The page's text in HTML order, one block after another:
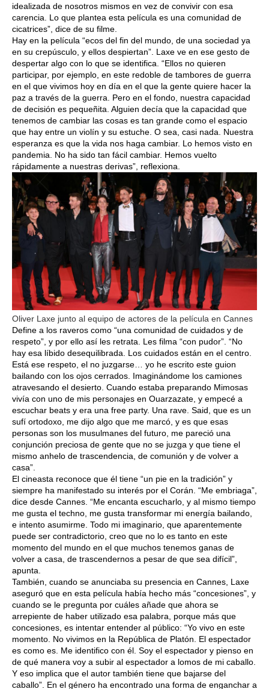
idealizada de nosotros mismos en vez de convivir con esa
carencia. Lo que plantea esta película es una comunidad de
cicatrices”, dice de su filme.
Hay en la película “ecos del fin del mundo, de una sociedad ya
en su crepúsculo, y ellos despiertan”. Laxe ve en ese gesto de
despertar algo con lo que se identifica. “Ellos no quieren
participar, por ejemplo, en este redoble de tambores de guerra
en el que vivimos hoy en día en el que la gente quiere hacer la
paz a través de la guerra. Pero en el fondo, nuestra capacidad
de decisión es pequeñita. Alguien decía que la capacidad que
tenemos de cambiar las cosas es tan grande como el espacio
que hay entre un violín y su estuche. O sea, casi nada. Nuestra
esperanza es que la vida nos haga cambiar. Lo hemos visto en
pandemia. No ha sido tan fácil cambiar. Hemos vuelto
rápidamente a nuestras derivas”, reflexiona.
Oliver Laxe junto al equipo de actores de la película en Cannes
Define a los raveros como “una comunidad de cuidados y de
respeto”, y por ello así les retrata. Les filma “con pudor”. “No
hay esa líbido desequilibrada. Los cuidados están en el centro.
Está ese respeto, el no juzgarse… yo he escrito este guion
bailando con los ojos cerrados. Imaginándome los camiones
atravesando el desierto. Cuando estaba preparando Mimosas
vivía con uno de mis personajes en Ouarzazate, y empecé a
escuchar beats y era una free party. Una rave. Said, que es un
sufí ortodoxo, me dijo algo que me marcó, y es que esas
personas son los musulmanes del futuro, me pareció una
conjunción preciosa de gente que no se juzga y que tiene el
mismo anhelo de trascendencia, de comunión y de volver a
casa”.
El cineasta reconoce que él tiene “un pie en la tradición” y
siempre ha manifestado su interés por el Corán. “Me embriaga”,
dice desde Cannes. “Me encanta escucharlo, y al mismo tiempo
me gusta el techno, me gusta transformar mi energía bailando,
e intento asumirme. Todo mi imaginario, que aparentemente
puede ser contradictorio, creo que no lo es tanto en este
momento del mundo en el que muchos tenemos ganas de
volver a casa, de trascendernos a pesar de que sea difícil”,
apunta.
También, cuando se anunciaba su presencia en Cannes, Laxe
aseguró que en esta película había hecho más “concesiones”, y
cuando se le pregunta por cuáles añade que ahora se
arrepiente de haber utilizado esa palabra, porque más que
concesiones, es intentar entender al público: “Yo vivo en este
momento. No vivimos en la República de Platón. El espectador
es como es. Me identifico con él. Soy el espectador y pienso en
de qué manera voy a subir al espectador a lomos de mi caballo.
Y eso implica que el autor también tiene que bajarse del
caballo”. En el género ha encontrado una forma de enganchar a